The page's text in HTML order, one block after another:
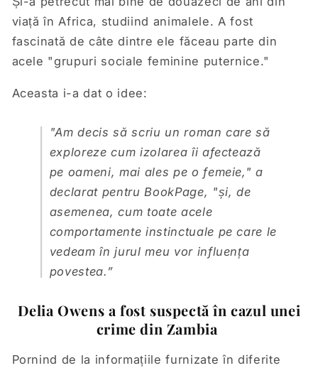
viață în Africa, studiind animalele. A fost
fascinată de câte dintre ele făceau parte din
acele "grupuri sociale feminine puternice."
Aceasta i-a dat o idee:
"Am decis să scriu un roman care să
exploreze cum izolarea îi afectează
pe oameni, mai ales pe o femeie," a
declarat pentru BookPage, "și, de
asemenea, cum toate acele
comportamente instinctuale pe care le
vedeam în jurul meu vor influența
povestea.”
Delia Owens a fost suspectă în cazul unei
crime din Zambia
Pornind de la informațiile furnizate în diferite